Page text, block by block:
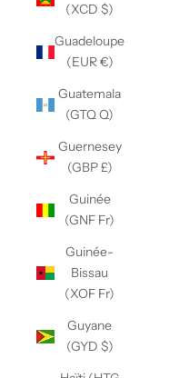
(XCD $)
Guadeloupe
(EUR €)
Guatemala
(GTQ Q)
Guernesey
(GBP £)
Guinée
(GNF Fr)
Guinée-
Bissau
(XOF Fr)
Guyane
(GYD $)